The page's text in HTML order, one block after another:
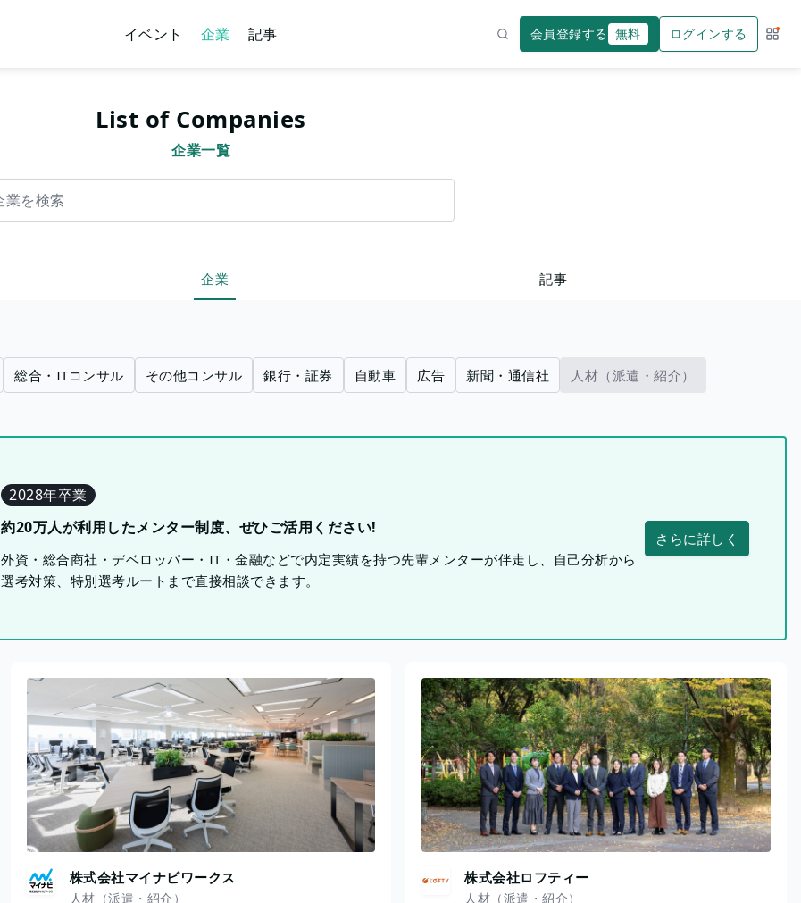
イベント 企業 記事 会員登録する 無料 ログインする サー
List of Companies
企業一覧
企業 記事
総合・ITコンサル その他コンサル 銀行・証券 自動車 広告 新聞・通信社 人材（派遣・紹介）
2028年卒業
約20万人が利用したメンター制度、ぜひご活用ください!
外資・総合商社・デベロッパー・IT・金融などで内定実績を持つ先輩メンターが伴走し、自己分析から
選考対策、特別選考ルートまで直接相談できます。
さらに詳しく
株式会社マイナビワークス
人材（派遣・紹介）
株式会社ロフティー
人材（派遣・紹介）